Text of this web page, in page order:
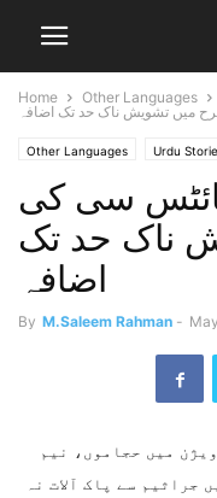
Home Other Languages
میں تشویش ناک حد تک اضافہ
Other Languages Urdu
سی کی
ناک حد تک
اضافہ
By M.Saleem Rahman -
میں حجاموں، نیم
جراثیم سے پاک آلات نہ